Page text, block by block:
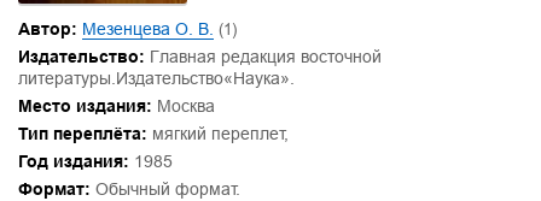
Автор: Мезенцева О. В. (1)
Издательство: Главная редакция восточной
литературы.Издательство«Наука».
Место издания: Москва
Тип переплёта: мягкий переплет,
Год издания: 1985
Формат: Обычный формат.